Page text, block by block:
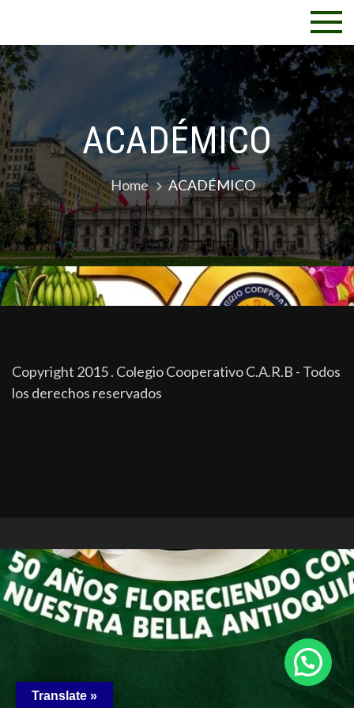
ACADÉMICO
Home ACADÉMICO
Copyright 2015 . Colegio Cooperativo C.A.R.B - Todos
los derechos reservados
Translate »